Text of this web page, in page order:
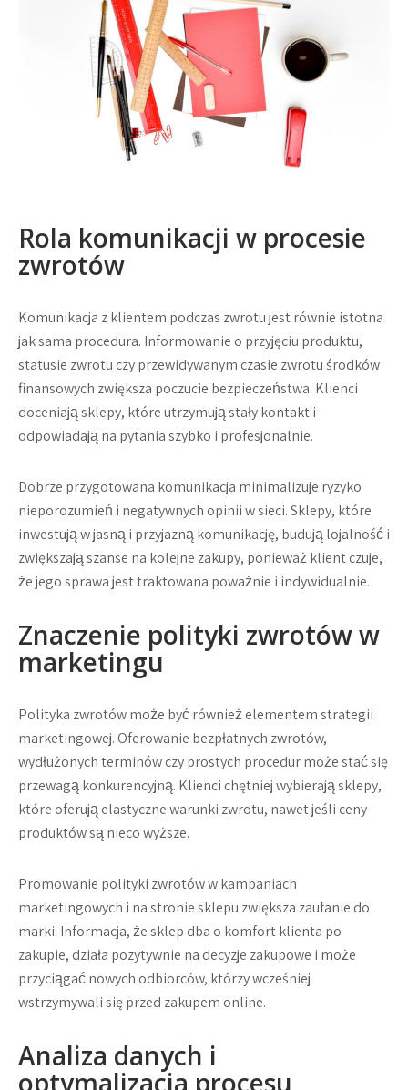
Rola komunikacji w procesie
zwrotów
Komunikacja z klientem podczas zwrotu jest równie istotna
jak sama procedura. Informowanie o przyjęciu produktu,
statusie zwrotu czy przewidywanym czasie zwrotu środków
finansowych zwiększa poczucie bezpieczeństwa. Klienci
doceniają sklepy, które utrzymują stały kontakt i
odpowiadają na pytania szybko i profesjonalnie.
Dobrze przygotowana komunikacja minimalizuje ryzyko
nieporozumień i negatywnych opinii w sieci. Sklepy, które
inwestują w jasną i przyjazną komunikację, budują lojalność i
zwiększają szanse na kolejne zakupy, ponieważ klient czuje,
że jego sprawa jest traktowana poważnie i indywidualnie.
Znaczenie polityki zwrotów w
marketingu
Polityka zwrotów może być również elementem strategii
marketingowej. Oferowanie bezpłatnych zwrotów,
wydłużonych terminów czy prostych procedur może stać się
przewagą konkurencyjną. Klienci chętniej wybierają sklepy,
które oferują elastyczne warunki zwrotu, nawet jeśli ceny
produktów są nieco wyższe.
Promowanie polityki zwrotów w kampaniach
marketingowych i na stronie sklepu zwiększa zaufanie do
marki. Informacja, że sklep dba o komfort klienta po
zakupie, działa pozytywnie na decyzje zakupowe i może
przyciągać nowych odbiorców, którzy wcześniej
wstrzymywali się przed zakupem online.
Analiza danych i
optymalizacja procesu